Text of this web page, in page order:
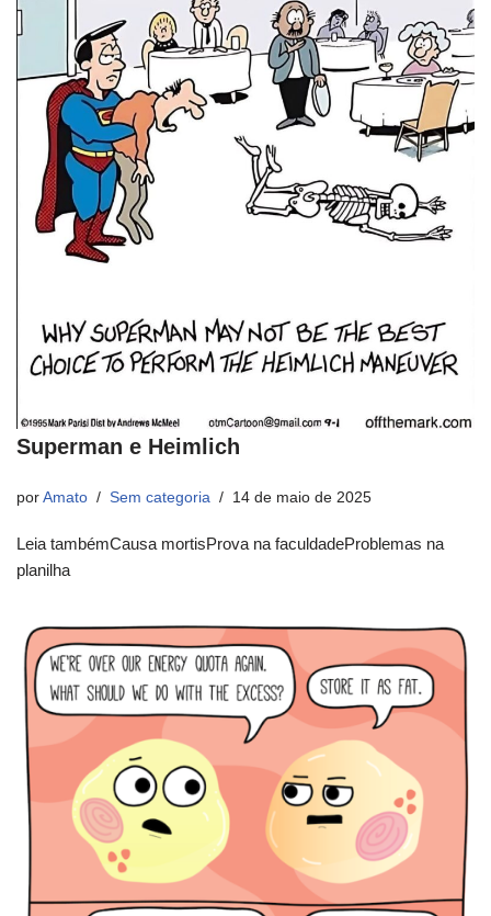
Superman e Heimlich
por Amato Sem categoria 14 de maio de 2025
Leia tambémCausa mortisProva na faculdadeProblemas na
planilha